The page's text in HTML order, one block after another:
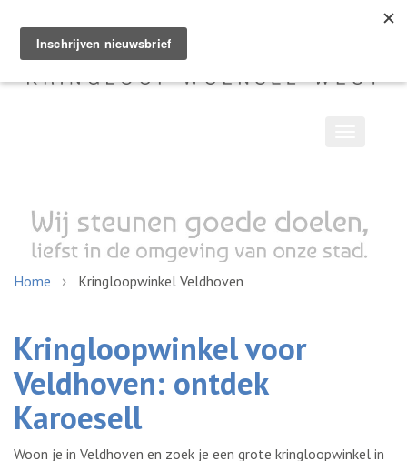
Home Kringloopwinkel Veldhoven
Kringloopwinkel voor
Veldhoven: ontdek
Karoesell
Woon je in Veldhoven en zoek je een grote kringloopwinkel in